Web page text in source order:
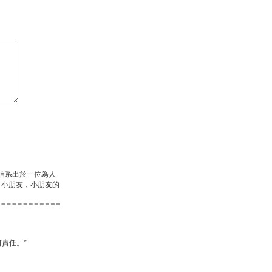
系出於一位為人
朋友，小朋友的
責任。*